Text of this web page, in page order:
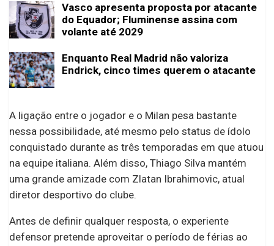
Vasco apresenta proposta por atacante
do Equador; Fluminense assina com
volante até 2029
Enquanto Real Madrid não valoriza
Endrick, cinco times querem o atacante
A ligação entre o jogador e o Milan pesa bastante
nessa possibilidade, até mesmo pelo status de ídolo
conquistado durante as três temporadas em que atuou
na equipe italiana. Além disso, Thiago Silva mantém
uma grande amizade com Zlatan Ibrahimovic, atual
diretor desportivo do clube.
Antes de definir qualquer resposta, o experiente
defensor pretende aproveitar o período de férias ao